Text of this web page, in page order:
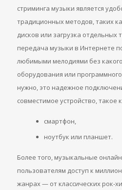
стриминга музыки является
традиционных методов, таких
дисков или загрузка отдельных
передача музыки в Интернете
любимыми мелодиями без
оборудования или
нужно, это надежное
совместимое устройство, такое
смартфон,
ноутбук или планшет.
Более того, музыкальные
пользователям доступ к
жанрах — от классических рок-